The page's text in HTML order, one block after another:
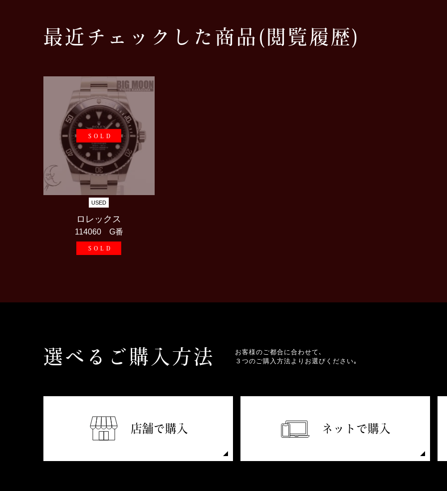
最近チェックした商品 (閲覧履歴)
SOLD
USED
ロレックス
114060 G番
SOLD
選べるご購入方法
お客様のご都合に合わせて､
３つのご購入方法よりお選びください｡
店舗で購入 ネットで購入